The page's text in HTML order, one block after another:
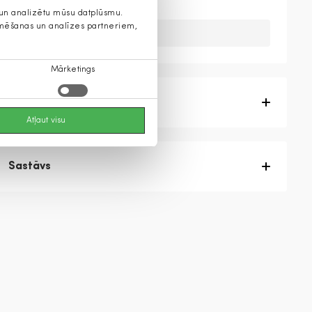
analizētu mūsu datplūsmu.
un analīzes partneriem,
Mārketings
Atļaut visu
Diemžēl, mums nav šis produkts
Produkta apraksts
Sastāvs